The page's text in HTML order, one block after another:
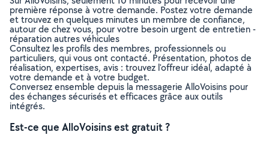
première réponse à votre demande. Postez votre demande
et trouvez en quelques minutes un membre de confiance,
autour de chez vous, pour votre besoin urgent de entretien -
réparation autres véhicules
Consultez les profils des membres, professionnels ou
particuliers, qui vous ont contacté. Présentation, photos de
réalisation, expertises, avis : trouvez l'offreur idéal, adapté à
votre demande et à votre budget.
Conversez ensemble depuis la messagerie AlloVoisins pour
des échanges sécurisés et efficaces grâce aux outils
intégrés.
Est-ce que AlloVoisins est gratuit ?